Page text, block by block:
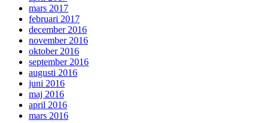
mars 2017
februari 2017
december 2016
november 2016
oktober 2016
september 2016
augusti 2016
juni 2016
maj 2016
april 2016
mars 2016